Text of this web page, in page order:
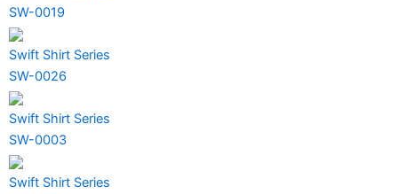
SW-0019
Swift Shirt Series
SW-0026
Swift Shirt Series
SW-0003
Swift Shirt Series